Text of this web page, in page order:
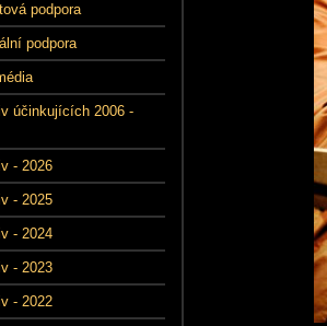
podpora
podpora
účinkujících 2006 -
- 2026
- 2025
- 2024
- 2023
- 2022